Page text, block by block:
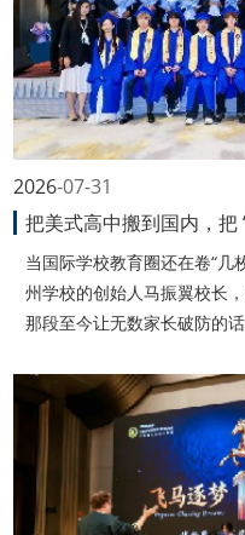
07-31
2026
当国际学校教育圈还在卷“几
州学校的创始人马振翼校长
那段至今让无数家长破防的